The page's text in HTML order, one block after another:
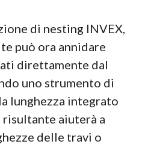
di nesting INVEX,
può ora annidare
direttamente dal
uno strumento di
lunghezza integrato
risultante aiuterà a
delle travi o